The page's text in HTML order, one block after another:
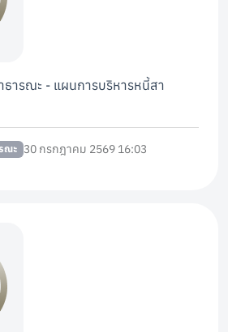
ารณะ - แผนการบริหารหนี้สา
ณะ 30 กรกฎาคม 2569 16:03